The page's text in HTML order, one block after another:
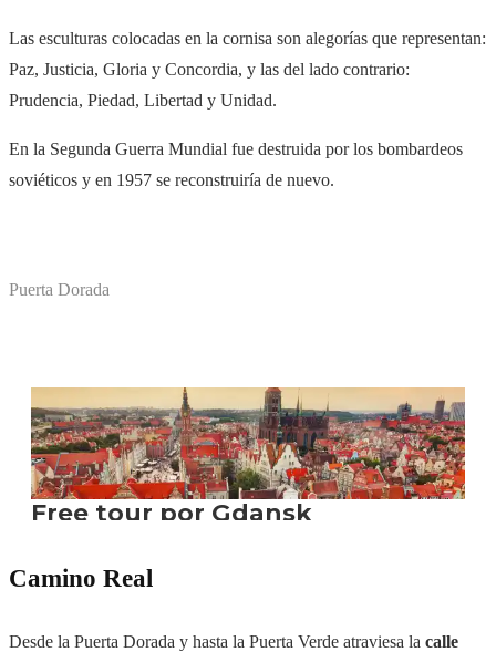
Las esculturas colocadas en la cornisa son alegorías que representan:
Paz, Justicia, Gloria y Concordia, y las del lado contrario:
Prudencia, Piedad, Libertad y Unidad.
En la Segunda Guerra Mundial fue destruida por los bombardeos
soviéticos y en 1957 se reconstruiría de nuevo.
Puerta Dorada
Camino Real
Desde la Puerta Dorada y hasta la Puerta Verde atraviesa la calle